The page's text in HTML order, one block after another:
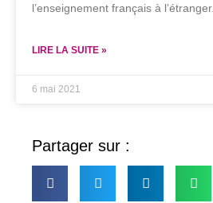
l’enseignement français à l’étranger.
LIRE LA SUITE »
6 mai 2021
Partager sur :